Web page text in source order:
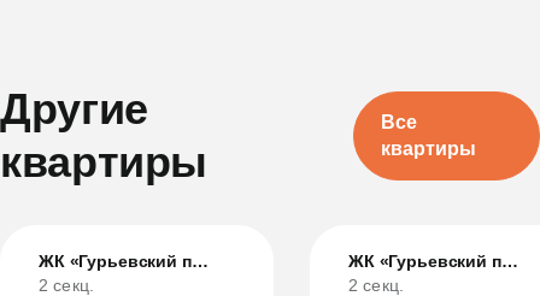
Другие
квартиры
Все
квартиры
ЖК «Гурьевский парк»
2 секц.
ЖК «Гурьевский парк»
2 секц.